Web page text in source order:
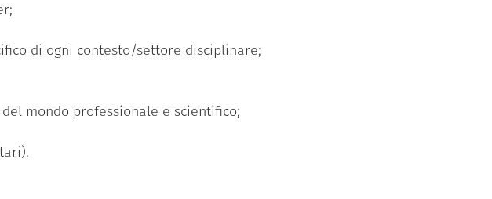
di ogni contesto/settore disciplinare;
mondo professionale e scientifico;